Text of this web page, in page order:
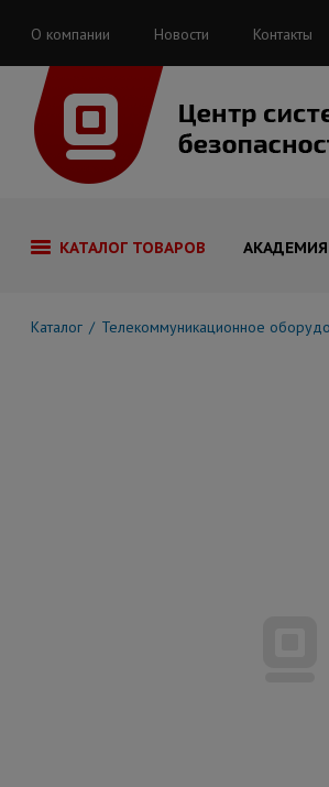
О компании Новости Контакты
КАТАЛОГ ТОВАРОВ
Каталог Телекоммуникационное